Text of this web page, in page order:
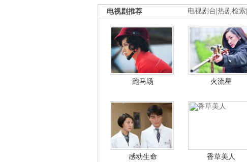
电视剧台 热剧检索
电视剧推荐
跑马场 火流星
感动生命 香草美人